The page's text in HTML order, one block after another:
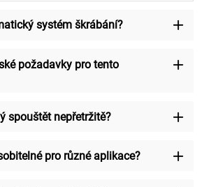
systém škrábání?
požadavky pro tento
spouštět nepřetržitě?
pro různé aplikace?